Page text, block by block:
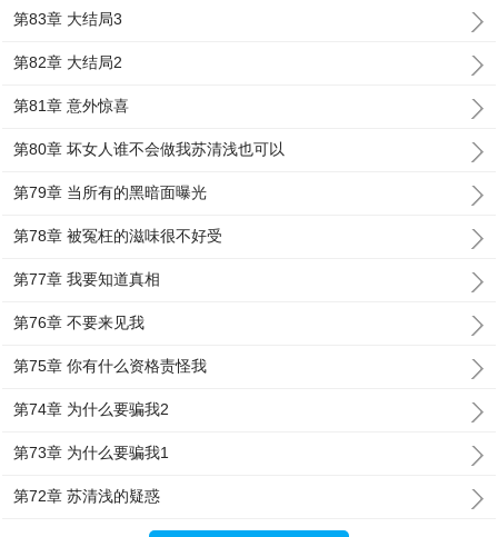
第83章 大结局3
第82章 大结局2
第81章 意外惊喜
第80章 坏女人谁不会做我苏清浅也可以
第79章 当所有的黑暗面曝光
第78章 被冤枉的滋味很不好受
第77章 我要知道真相
第76章 不要来见我
第75章 你有什么资格责怪我
第74章 为什么要骗我2
第73章 为什么要骗我1
第72章 苏清浅的疑惑